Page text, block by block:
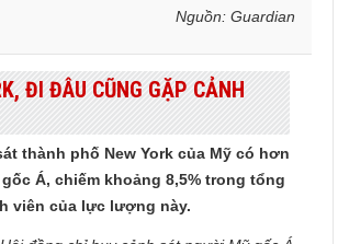
Nguồn: Guardian
ĐI ĐÂU CŨNG GẶP CẢNH
thành phố New York của Mỹ có hơn
Á, chiếm khoảng 8,5% trong tổng
viên của lực lượng này.